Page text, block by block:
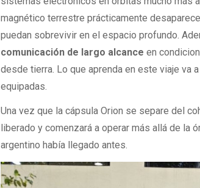
magnético terrestre prácticamente
puedan sobrevivir en el espacio profundo.
comunicación de largo alcance en
desde tierra. Lo que aprenda en este viaje va
equipadas.
Una vez que la cápsula Orion se separe del
liberado y comenzará a operar más allá de la
argentino había llegado antes.